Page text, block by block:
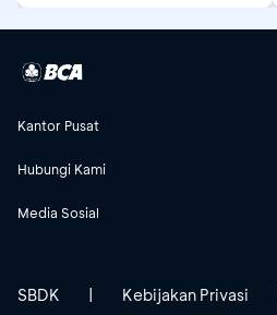
Kantor Pusat
Hubungi Kami
Media Sosial
SBDK | Kebijakan Privasi